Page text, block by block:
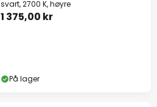
svart, 2700 K, høyre
1 375,00 kr
På lager